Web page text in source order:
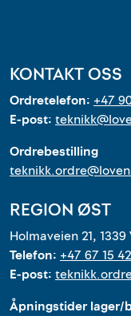
KONTAKT OSS
Ordretelefon: +47
E-post:
Ordrebestilling
REGION ØST
Holmaveien 21,
Telefon: +47 67 15
E-post:
Åpningstider lager/